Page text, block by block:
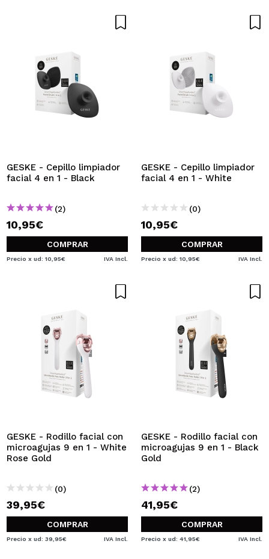
GESKE - Cepillo limpiador
facial 4 en 1 - Black
(2)
10,95€
COMPRAR
Precio x ud: 10,95€ IVA Incl.
GESKE - Cepillo limpiador
facial 4 en 1 - White
(0)
10,95€
COMPRAR
Precio x ud: 10,95€ IVA Incl.
GESKE - Rodillo facial con
microagujas 9 en 1 - White
Rose Gold
(0)
39,95€
COMPRAR
Precio x ud: 39,95€ IVA Incl.
GESKE - Rodillo facial con
microagujas 9 en 1 - Black
Gold
(2)
41,95€
COMPRAR
Precio x ud: 41,95€ IVA Incl.